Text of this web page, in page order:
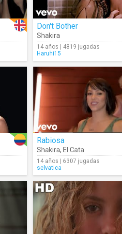
Don't Bother
Shakira
14 años | 4819 jugadas
Haruhi15
Rabiosa
Shakira, El Cata
14 años | 6307 jugadas
selvatica